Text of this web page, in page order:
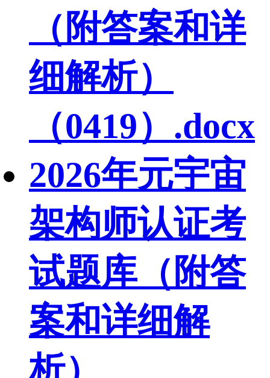
（附答案和详
细解析）
（0419）.docx
2026年元宇宙
架构师认证考
试题库（附答
案和详细解